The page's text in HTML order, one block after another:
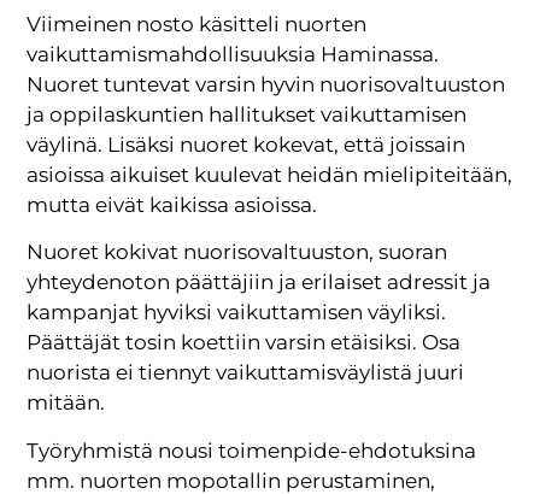
Viimeinen nosto käsitteli nuorten
vaikuttamismahdollisuuksia Haminassa.
Nuoret tuntevat varsin hyvin nuorisovaltuuston
ja oppilaskuntien hallitukset vaikuttamisen
väylinä. Lisäksi nuoret kokevat, että joissain
asioissa aikuiset kuulevat heidän mielipiteitään,
mutta eivät kaikissa asioissa.
Nuoret kokivat nuorisovaltuuston, suoran
yhteydenoton päättäjiin ja erilaiset adressit ja
kampanjat hyviksi vaikuttamisen väyliksi.
Päättäjät tosin koettiin varsin etäisiksi. Osa
nuorista ei tiennyt vaikuttamisväylistä juuri
mitään.
Työryhmistä nousi toimenpide-ehdotuksina
mm. nuorten mopotallin perustaminen,